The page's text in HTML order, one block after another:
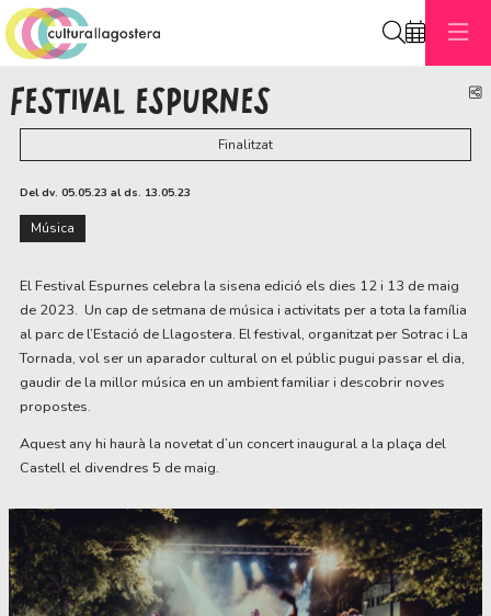
FESTIVAL ESPURNES
Finalitzat
Del dv. 05.05.23 al ds. 13.05.23
Música
El Festival Espurnes celebra la sisena edició els dies 12 i 13 de maig
de 2023.  Un cap de setmana de música i activitats per a tota la família
al parc de l’Estació de Llagostera. El festival, organitzat per Sotrac i La
Tornada, vol ser un aparador cultural on el públic pugui passar el dia,
gaudir de la millor música en un ambient familiar i descobrir noves
propostes.
Aquest any hi haurà la novetat d’un concert inaugural a la plaça del
Castell el divendres 5 de maig.